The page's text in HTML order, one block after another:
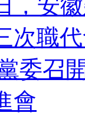
，安
次職
委召
會